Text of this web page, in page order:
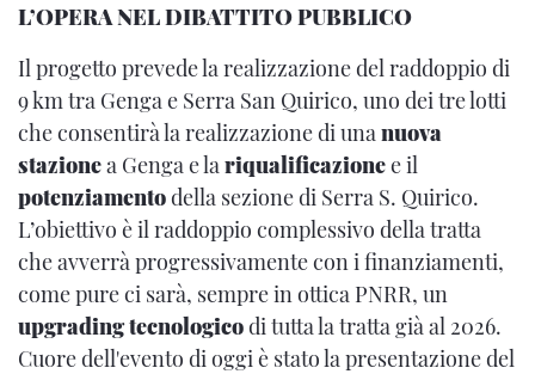
L’OPERA NEL DIBATTITO PUBBLICO
Il progetto prevede la realizzazione del raddoppio di
9 km tra Genga e Serra San Quirico, uno dei tre lotti
che consentirà la realizzazione di unanuova
stazionea Genga e lariqualificazionee il
potenziamentodella sezione di Serra S. Quirico.
L’obiettivo è il raddoppio complessivo della tratta
che avverrà progressivamente con i finanziamenti,
come pure ci sarà, sempre in ottica PNRR, un
upgrading tecnologicodi tutta la tratta già al 2026.
Cuore dell'evento di oggi è stato la presentazione del